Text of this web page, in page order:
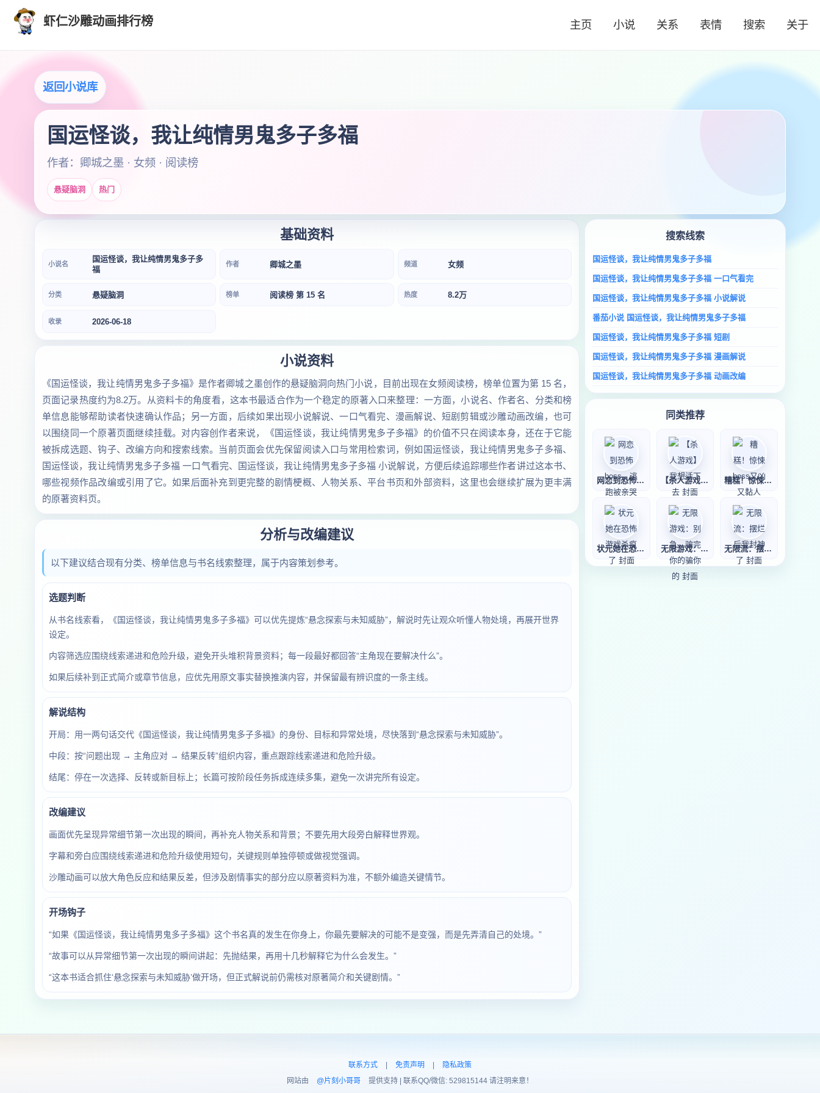
虾仁沙雕动画排行榜 主页 小说 关系 表情 搜索 关于
返回小说库
国运怪谈，我让纯情男鬼多子多福
作者：卿城之墨 · 女频 · 阅读榜
悬疑脑洞 热门
基础资料
小说名
国运怪谈，我让纯情男鬼多子多
福
作者 卿城之墨 频道 女频
分类 悬疑脑洞 榜单 阅读榜 第 15 名 热度 8.2万
收录 2026-06-18
小说资料
《国运怪谈，我让纯情男鬼多子多福》是作者卿城之墨创作的悬疑脑洞向热门小说，目前出现在女频阅读榜，榜单位置为第 15 名，
页面记录热度约为8.2万。从资料卡的角度看，这本书最适合作为一个稳定的原著入口来整理：一方面，小说名、作者名、分类和榜
单信息能够帮助读者快速确认作品；另一方面，后续如果出现小说解说、一口气看完、漫画解说、短剧剪辑或沙雕动画改编，也可
以围绕同一个原著页面继续挂载。对内容创作者来说，《国运怪谈，我让纯情男鬼多子多福》的价值不只在阅读本身，还在于它能
被拆成选题、钩子、改编方向和搜索线索。当前页面会优先保留阅读入口与常用检索词，例如国运怪谈，我让纯情男鬼多子多福、
国运怪谈，我让纯情男鬼多子多福 一口气看完、国运怪谈，我让纯情男鬼多子多福 小说解说，方便后续追踪哪些作者讲过这本书、
哪些视频作品改编或引用了它。如果后面补充到更完整的剧情梗概、人物关系、平台书页和外部资料，这里也会继续扩展为更丰满
的原著资料页。
分析与改编建议
以下建议结合现有分类、榜单信息与书名线索整理，属于内容策划参考。
选题判断
从书名线索看，《国运怪谈，我让纯情男鬼多子多福》可以优先提炼“悬念探索与未知威胁”，解说时先让观众听懂人物处境，再展开世界
设定。
内容筛选应围绕线索递进和危险升级，避免开头堆积背景资料；每一段最好都回答“主角现在要解决什么”。
如果后续补到正式简介或章节信息，应优先用原文事实替换推演内容，并保留最有辨识度的一条主线。
解说结构
开局：用一两句话交代《国运怪谈，我让纯情男鬼多子多福》的身份、目标和异常处境，尽快落到“悬念探索与未知威胁”。
中段：按“问题出现 → 主角应对 → 结果反转”组织内容，重点跟踪线索递进和危险升级。
结尾：停在一次选择、反转或新目标上；长篇可按阶段任务拆成连续多集，避免一次讲完所有设定。
改编建议
画面优先呈现异常细节第一次出现的瞬间，再补充人物关系和背景；不要先用大段旁白解释世界观。
字幕和旁白应围绕线索递进和危险升级使用短句，关键规则单独停顿或做视觉强调。
沙雕动画可以放大角色反应和结果反差，但涉及剧情事实的部分应以原著资料为准，不额外编造关键情节。
开场钩子
“如果《国运怪谈，我让纯情男鬼多子多福》这个书名真的发生在你身上，你最先要解决的可能不是变强，而是先弄清自己的处境。”
“故事可以从异常细节第一次出现的瞬间讲起：先抛结果，再用十几秒解释它为什么会发生。”
“这本书适合抓住‘悬念探索与未知威胁’做开场，但正式解说前仍需核对原著简介和关键剧情。”
搜索线索
国运怪谈，我让纯情男鬼多子多福
国运怪谈，我让纯情男鬼多子多福 一口气看完
国运怪谈，我让纯情男鬼多子多福 小说解说
番茄小说 国运怪谈，我让纯情男鬼多子多福
国运怪谈，我让纯情男鬼多子多福 短剧
国运怪谈，我让纯情男鬼多子多福 漫画解说
国运怪谈，我让纯情男鬼多子多福 动画改编
同类推荐
网恋到恐怖bos 【杀人游戏】我想 糟糕！惊悚bos
状元她在恐怖游戏 无限游戏：别急， 无限流：摆烂后我
联系方式 免责声明
隐私政策
网站由
@片刻小哥哥 提供支持 | 联系QQ/微信: 529815144 请注明来意！